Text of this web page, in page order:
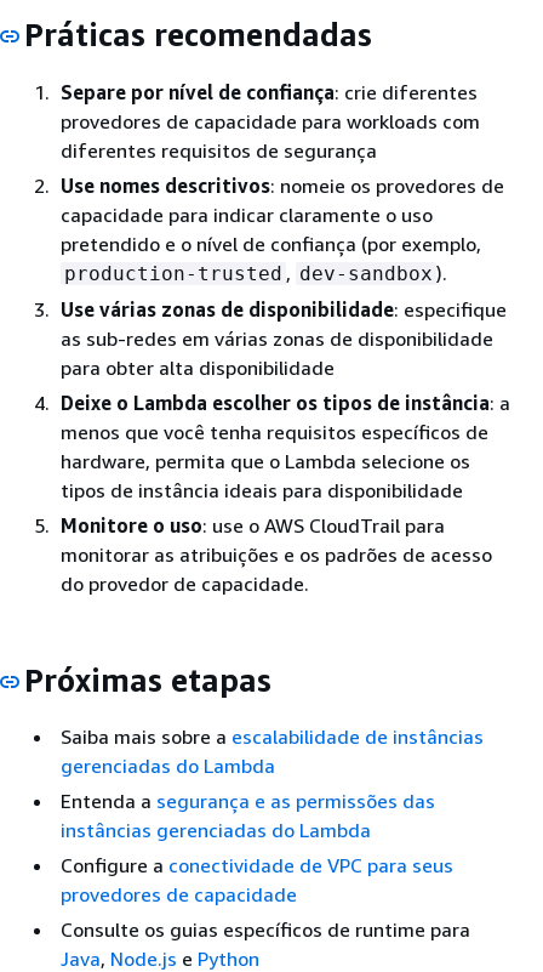
Práticas recomendadas
Separe por nível de confiança: crie diferentes
provedores de capacidade para workloads com
diferentes requisitos de segurança
Use nomes descritivos: nomeie os provedores de
capacidade para indicar claramente o uso
pretendido e o nível de confiança (por exemplo,
production-trusted , dev-sandbox ).
Use várias zonas de disponibilidade: especifique
as sub-redes em várias zonas de disponibilidade
para obter alta disponibilidade
Deixe o Lambda escolher os tipos de instância: a
menos que você tenha requisitos específicos de
hardware, permita que o Lambda selecione os
tipos de instância ideais para disponibilidade
Monitore o uso: use o AWS CloudTrail para
monitorar as atribuições e os padrões de acesso
do provedor de capacidade.
Próximas etapas
Saiba mais sobre a escalabilidade de instâncias
gerenciadas do Lambda
Entenda a segurança e as permissões das
instâncias gerenciadas do Lambda
Configure a conectividade de VPC para seus
provedores de capacidade
Consulte os guias específicos de runtime para
Java, Node.js e Python